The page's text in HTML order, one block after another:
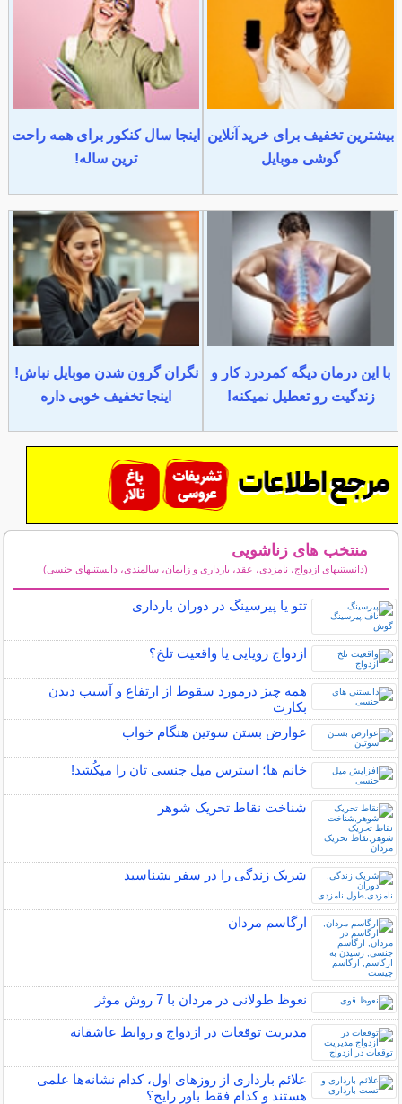
بیشترین تخفیف برای خرید آنلاین
گوشی موبایل
اینجا سال کنکور برای همه راحت
ترین ساله!
با این درمان دیگه کمردرد کار و
زندگیت رو تعطیل نمیکنه!
نگران گرون شدن موبایل نباش!
اینجا تخفیف خوبی داره
منتخب های زناشویی
(دانستنیهای ازدواج، نامزدی، عقد، بارداری و زایمان، سالمندی، دانستنیهای جنسی)
تتو یا پیرسینگ در دوران بارداری
ازدواج رویایی یا واقعیت تلخ؟
همه چیز درمورد سقوط از ارتفاع و آسیب دیدن
بکارت
عوارض بستن سوتین هنگام خواب
خانم ها؛ استرس میل جنسی تان را میکُشد!
شناخت نقاط تحریک شوهر
شریک زندگی را در سفر بشناسید
ارگاسم مردان
نعوظ طولانی در مردان با 7 روش موثر
مدیریت توقعات در ازدواج و روابط عاشقانه
علائم بارداری از روزهای اول، کدام نشانه‌ها علمی
هستند و کدام فقط باور رایج؟